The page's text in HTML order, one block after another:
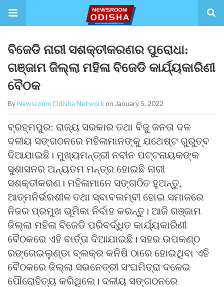
ବିଜେଡି ନାରୀ ସଶକ୍ତୀକରଣର ପୁରୋଧା:
ଗଞ୍ଜାମ ଜିଲ୍ଲା ମହିଳା ବିଜେଡି କାର୍ଯ୍ୟକାରିଣୀ
ବୈଠକ
ByNewsroom Odisha Networkon January 5, 2022
ବ୍ରହ୍ମପୁର: ରାଜ୍ୟ ସରକାର ତଥା ବିଜୁ ଜନତା ଦଳ
ଦଳୀୟ ସଙ୍ଗଠନରେ ମହିଳାମାନଙ୍କୁ ଯଥେଷ୍ଟ ଗୁରୁତ୍ବ
ଦିଆଯାଇଛି। ମୁଖ୍ୟମନ୍ତ୍ରୀ ନବୀନ ପଟ୍ଟନାୟକଙ୍କ
ସୁଶାସନର ଅନ୍ୟତମ ମନ୍ତ୍ର ହୋଇଛି ନାରୀ
ସଶକ୍ତୀକରଣ। ମହିଳାମାନେ ସଙ୍ଗଠିତ ହୁଅନ୍ତୁ,
ଆତ୍ମନିର୍ଭରଶୀଳ ତଥା ସ୍ବାବଲମ୍ବୀ ହୋଇ ସମାଜରେ
ନିଜର ପ୍ରମୁଖ ଭୂମିକା ନିର୍ବାହ କରନ୍ତୁ। ଆଜି ଗଞ୍ଜାମ
ଜିଲ୍ଲା ମହିଳା ବିଜେଡି ପରିବର୍ଦ୍ଧିତ କାର୍ଯ୍ୟକାରିଣୀ
ବୈଠକରେ ଏହି ବାର୍ତ୍ତା ଦିଆଯାଇଛି। ସହର ଉପକଣ୍ଠ
ରଙ୍ଗେଇଲୁଣ୍ଡା ବ୍ଲକ୍‌ର କନିଷି ଠାରେ ହୋଇଥିବା ଏହି
ବୈଠକରେ ଜିଲ୍ଲା ସଭନେତ୍ରୀ ସଂଘମିତ୍ରା ଦଳେଇ
ପୌରୋହିତ୍ୟ କରିଥିଲେ। ଦଳୀୟ ସଙ୍ଗଠନରେ